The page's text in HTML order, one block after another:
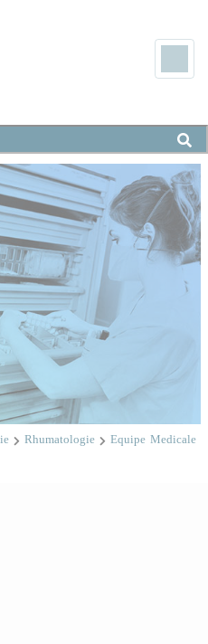
Rhumatologie
Equipe Medicale